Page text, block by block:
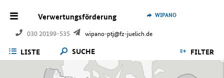
Verwertungsförderung
030 20199-535 wipano-ptj@fz-juelich.de
WIPANO
LISTE SUCHE FILTER